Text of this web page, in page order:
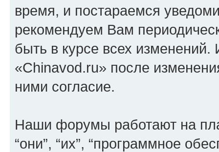
время, и постараемся
рекомендуем Вам
быть в курсе всех
«Chinavod.ru» после
ними согласие.
Наши форумы работают на
“они”, “их”, “программное